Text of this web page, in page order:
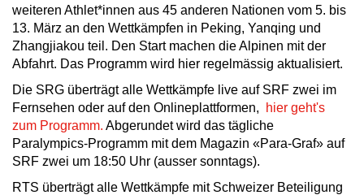
weiteren Athlet*innen aus 45 anderen Nationen vom 5. bis
13. März an den Wettkämpfen in Peking, Yanqing und
Zhangjiakou teil. Den Start machen die Alpinen mit der
Abfahrt. Das Programm wird hier regelmässig aktualisiert.
Die SRG überträgt alle Wettkämpfe live auf SRF zwei im
Fernsehen oder auf den Onlineplattformen,
hier geht's
zum Programm. Abgerundet wird das tägliche
Paralympics-Programm mit dem Magazin «Para-Graf» auf
SRF zwei um 18:50 Uhr (ausser sonntags).
RTS überträgt alle Wettkämpfe mit Schweizer Beteiligung